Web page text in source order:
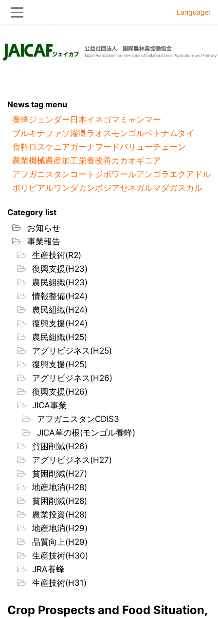
to
to
Language:
News tag menu
養蜂ジェンダー 日本イネゴマ ミャンマー
ブルキナファソ灌漑ラオスモンゴルベトナムタイ
食料ロスケニアガーナフードバリューチェーン
農業機械農産加工栄養改善カカオギニア
アフガニスタンコートジボワールアンゴラ エクアドル
ボリビアルワンダカンボジアセネガルマダガスカル
Category list
お知らせ
事業報告
生産技術(R2)
復興支援(H23)
農民組織(H23)
情報整備(H24)
農民組織(H24)
復興支援(H24)
農民組織(H25)
アグリビジネス(H25)
復興支援(H25)
アグリビジネス(H26)
復興支援(H26)
JICA事業
アフガニスタンCDIS3
JICA草の根(モンゴル養蜂)
貧困削減(H26)
アグリビジネス(H27)
貧困削減(H27)
地産地消(H28)
貧困削減(H28)
農業投資(H28)
地産地消(H29)
品質向上(H29)
生産技術(H30)
JRA養蜂
生産技術(H31)
Crop Prospects and Food Situation,